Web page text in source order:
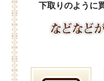
下取りのように